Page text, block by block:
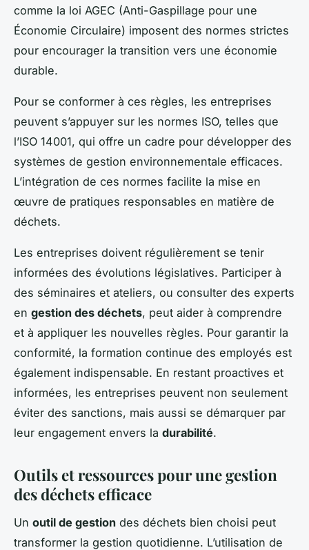
comme la loi AGEC (Anti-Gaspillage pour une
Économie Circulaire) imposent des normes strictes
pour encourager la transition vers une économie
durable.
Pour se conformer à ces règles, les entreprises
peuvent s’appuyer sur les normes ISO, telles que
l’ISO 14001, qui offre un cadre pour développer des
systèmes de gestion environnementale efficaces.
L’intégration de ces normes facilite la mise en
œuvre de pratiques responsables en matière de
déchets.
Les entreprises doivent régulièrement se tenir
informées des évolutions législatives. Participer à
des séminaires et ateliers, ou consulter des experts
en gestion des déchets, peut aider à comprendre
et à appliquer les nouvelles règles. Pour garantir la
conformité, la formation continue des employés est
également indispensable. En restant proactives et
informées, les entreprises peuvent non seulement
éviter des sanctions, mais aussi se démarquer par
leur engagement envers la durabilité.
Outils et ressources pour une gestion
des déchets efficace
Un outil de gestion des déchets bien choisi peut
transformer la gestion quotidienne. L’utilisation de